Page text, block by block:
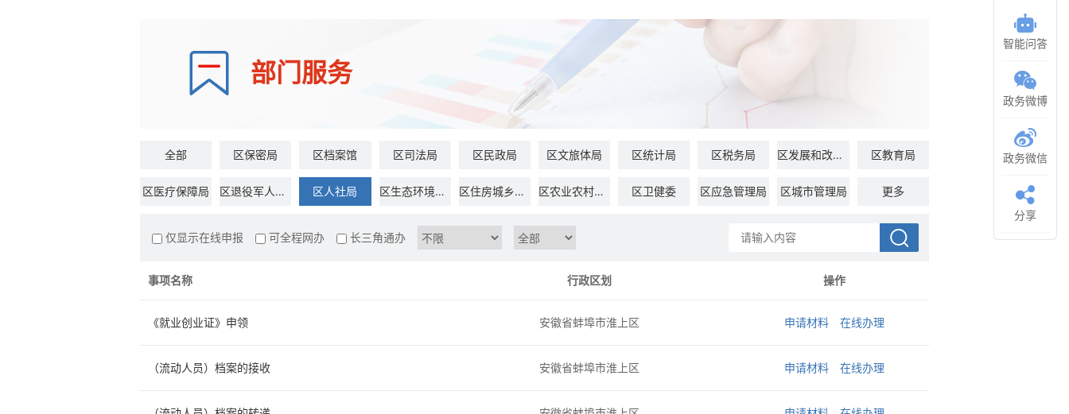
部门服务
全部 区保密局 区档案馆 区司法局 区民政局 区文旅体局 区统计局 区税务局 区发展和改革委员会 区教育局
区医疗保障局 区退役军人事务局 区人社局 区生态环境分局 区住房城乡建设交通局 区农业农村水利局 区卫健委 区应急管理局 区城市管理局
区委宣传部（区新闻出版局） 区委统战部 区消防救援局
更多
仅显示在线申报 可全程网办 长三角通办
事项名称 行政区划 操作
《就业创业证》申领 安徽省蚌埠市淮上区 申请材料 在线办理
（流动人员）档案的接收 安徽省蚌埠市淮上区 申请材料 在线办理
智能问答
政务微博
政务微信
分享